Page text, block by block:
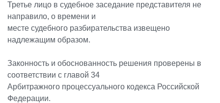
Третье лицо в судебное заседание представителя не
направило, о времени и
месте судебного разбирательства извещено
надлежащим образом.
Законность и обоснованность решения проверены в
соответствии с главой 34
Арбитражного процессуального кодекса Российской
Федерации.